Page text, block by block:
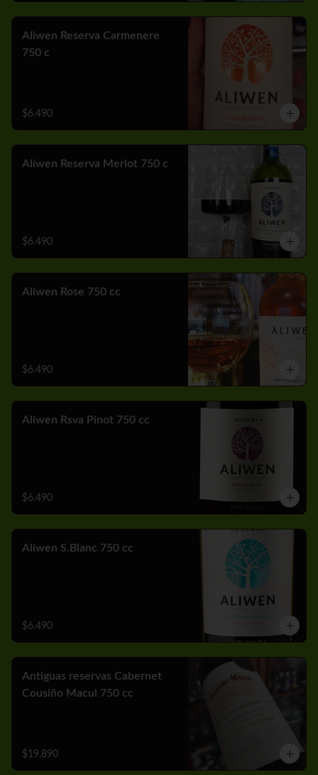
Aliwen Reserva Carmenere
750 c
$6.490
Aliwen Reserva Merlot 750 c
$6.490
Aliwen Rose 750 cc
$6.490
Aliwen Rsva Pinot 750 cc
$6.490
Aliwen S.Blanc 750 cc
$6.490
Antiguas reservas Cabernet
Cousiño Macul 750 cc
$19.890